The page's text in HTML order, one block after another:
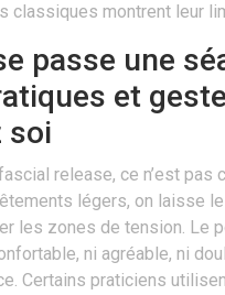
classiques montrent leur
passe une
et
soi
release, ce n’est pas
légers, on laisse le
les zones de tension. Le
ni agréable, ni
Certains praticiens